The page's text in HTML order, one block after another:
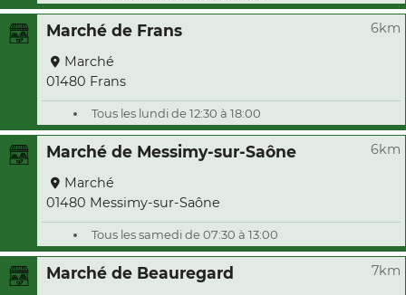
Marché de Frans 6km
Marché
01480 Frans
Tous les lundi de 12:30 à 18:00
Marché de Messimy-sur-Saône 6km
Marché
01480 Messimy-sur-Saône
Tous les samedi de 07:30 à 13:00
Marché de Beauregard 7km